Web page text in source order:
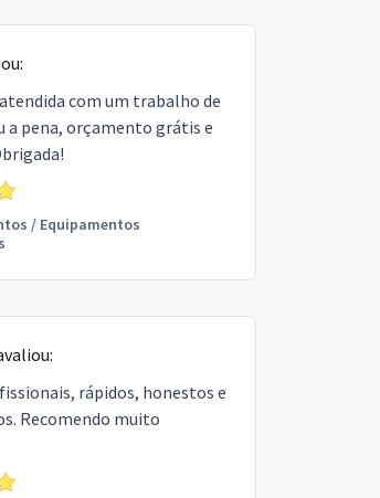
com um trabalho de
a pena, orçamento grátis e
/ Equipamentos
rápidos, honestos e
Recomendo muito